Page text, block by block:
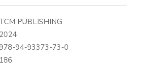
TCM PUBLISHING
2024
978-94-93373-73-0
186